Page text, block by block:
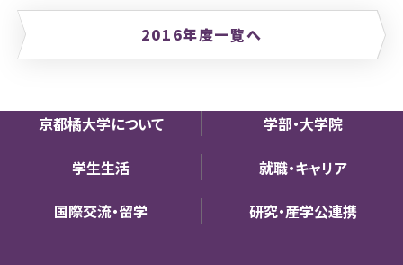
2016年度一覧へ
京都橘大学について 学部・大学院
学生生活 就職・キャリア
国際交流・留学 研究・産学公連携